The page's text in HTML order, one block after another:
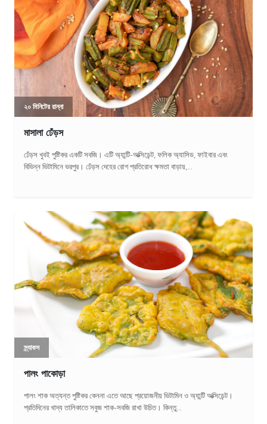
২০ মিনিটের রান্না
মাসালা ঢেঁড়স
ঢেঁড়স খুবই পুষ্টিকর একটি সবজি। এটি অ্যান্টি-অক্সিডেন্ট, ফলিক অ্যাসিড, ফাইবার এবং
বিভিন্ন ভিটামিনে ভরপুর। ঢেঁড়স দেহের রোগ প্রতিরোধ ক্ষমতা বাড়ায়,...
স্ন্যাকস
পালং পাকোড়া
পালং শাক অত্যন্ত পুষ্টিকর কেননা এতে আছে প্রয়োজনীয় ভিটামিন ও অ্যান্টি অক্সিডেন্ট।
প্রতিদিনের খাদ্য তালিকাতে সবুজ শাক-সবজি রাখা উচিত। কিন্তু...